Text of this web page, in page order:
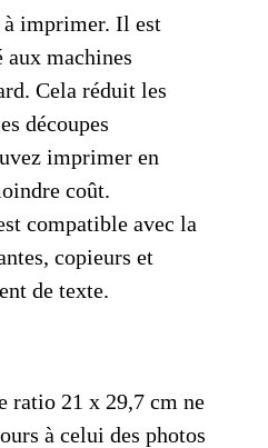
à imprimer. Il est
aux machines
Cela réduit les
découpes
imprimer en
coût.
compatible avec la
copieurs et
de texte.
ratio 21 x 29,7 cm ne
à celui des photos